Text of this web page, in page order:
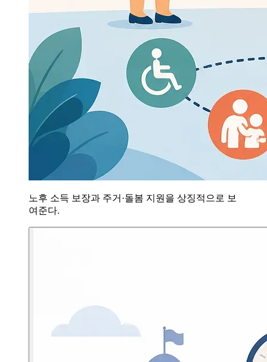
노후 소득 보장과 주거·돌봄 지원을 상징적으로 보
여준다.